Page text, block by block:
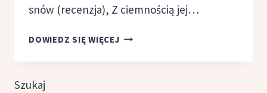
snów (recenzja), Z ciemnością jej…
DOWIEDZ SIĘ WIĘCEJTOP
Szukaj